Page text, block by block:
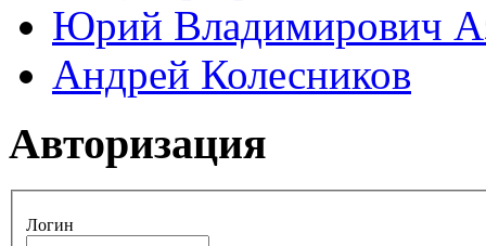
Юрий Владимирович
Андрей Колесников
Авторизация
Логин